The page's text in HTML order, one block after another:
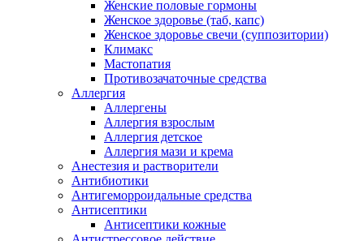
Женские половые гормоны
Женское здоровье (таб, капс)
Женское здоровье свечи (суппозитории)
Климакс
Мастопатия
Противозачаточные средства
Аллергия
Аллергены
Аллергия взрослым
Аллергия детское
Аллергия мази и крема
Анестезия и растворители
Антибиотики
Антигеморроидальные средства
Антисептики
Антисептики кожные